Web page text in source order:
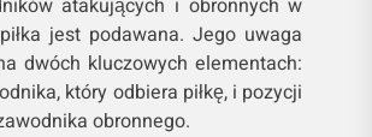
atakujących i obronnych w
jest podawana. Jego uwaga
dwóch kluczowych elementach:
który odbiera piłkę, i pozycji
obronnego.